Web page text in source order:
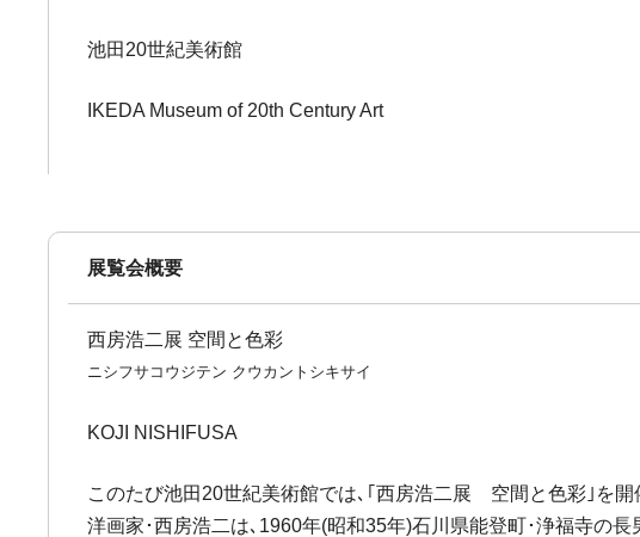
池田20世紀美術館
IKEDA Museum of 20th Century Art
展覧会概要
西房浩二展 空間と色彩
ニシフサコウジテン クウカントシキサイ
KOJI NISHIFUSA
このたび池田20世紀美術館では､｢西房浩二展 空間と色彩｣を開
洋画家･西房浩二は､1960年(昭和35年)石川県能登町･浄福寺の